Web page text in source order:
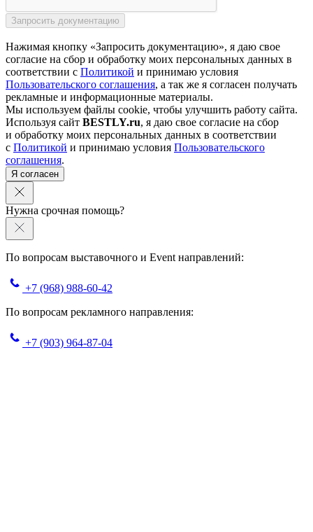
Нажимая кнопку «Запросить документацию», я даю свое
согласие на сбор и обработку моих персональных данных в
соответствии с Политикой и принимаю условия
Пользовательского соглашения, а так же я согласен получать
рекламные и информационные материалы.
Мы используем файлы cookie, чтобы улучшить работу сайта.
Используя сайт BESTLY.ru, я даю свое согласие на сбор
и обработку моих персональных данных в соответствии
с Политикой и принимаю условия Пользовательского
соглашения.
Я согласен
Нужна срочная помощь?
По вопросам выставочного и Event направлений:
+7 (968) 988-60-42
По вопросам рекламного направления:
+7 (903) 964-87-04